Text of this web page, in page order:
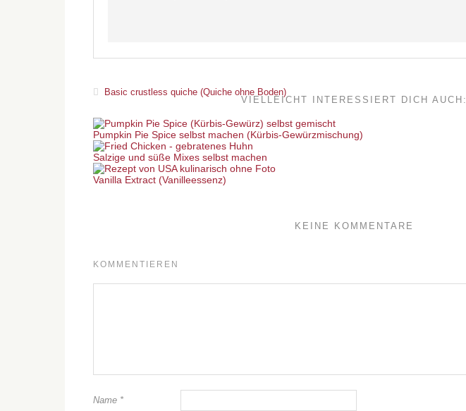
Basic crustless quiche (Quiche ohne Boden)
VIELLEICHT INTERESSIERT DICH AUCH:
Pumpkin Pie Spice selbst machen (Kürbis-Gewürzmischung)
Salzige und süße Mixes selbst machen
Vanilla Extract (Vanilleessenz)
KEINE KOMMENTARE
KOMMENTIEREN
Name *